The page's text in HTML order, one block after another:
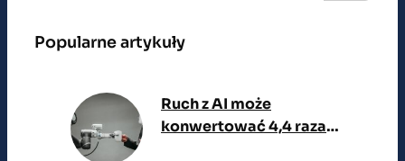
r
Popularne artykuły
Ruch z AI może
konwertować 4,4 raza